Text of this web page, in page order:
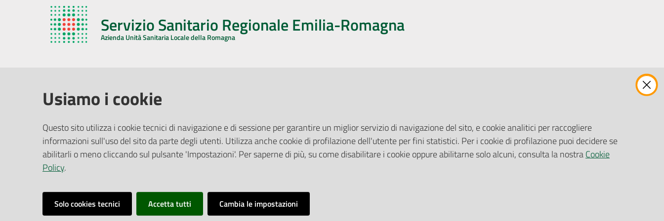
Servizio Sanitario Regionale Emilia-Romagna
Azienda Unità Sanitaria Locale della Romagna
Via De Gasperi, 8 - 48121 Ravenna (RA)
CF/P.IVA:02483810392
PEC:
azienda@pec.auslromagna.it
Ufficio Relazioni con il Pubblico
Riferimenti per la Stampa
Pubblicità legale
Albo Pretorio
Privacy Policy
Attuazione Misure PNRR
Gare e Appalti
Richiesta Patrocinio
Usiamo i cookie
Questo sito utilizza i cookie tecnici di navigazione e di sessione per garantire un miglior servizio di navigazione del sito, e cookie analitici per raccogliere
informazioni sull'uso del sito da parte degli utenti. Utilizza anche cookie di profilazione dell'utente per fini statistici. Per i cookie di profilazione puoi decidere se
abilitarli o meno cliccando sul pulsante 'Impostazioni'. Per saperne di più, su come disabilitare i cookie oppure abilitarne solo alcuni, consulta la nostraCookie
Policy.
Solo cookies tecnici Accetta tutti Cambia le impostazioni